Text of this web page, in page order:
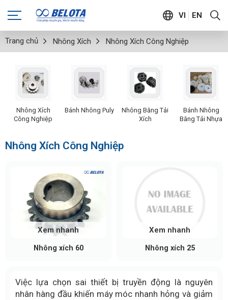
VI EN
Trang chủ Nhông Xích Nhông Xích Công Nghiệp
Nhông Xích
Công Nghiệp
Bánh Nhông Puly
Nhông Băng Tải
Xích
Bánh Nhông
Băng Tải Nhựa
Nhông Xích Công Nghiệp
Nhông xích 60
Xem nhanh
Nhông xích 25
Xem nhanh
Việc lựa chọn sai thiết bị truyền động là nguyên
nhân hàng đầu khiến máy móc nhanh hỏng và giảm